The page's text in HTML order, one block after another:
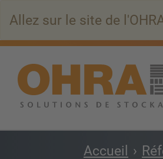
principal
Allez sur le site de
Accueil